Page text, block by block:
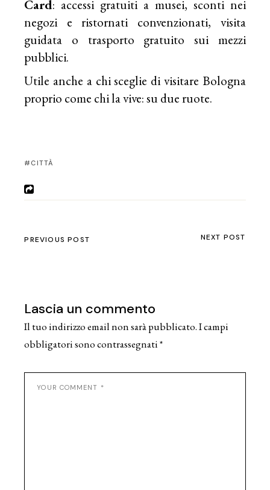
Card: accessi gratuiti a musei, sconti nei
negozi e ristornati convenzionati, visita
guidata o trasporto gratuito sui mezzi
pubblici.
Utile anche a chi sceglie di visitare Bologna
proprio come chi la vive: su due ruote.
CITTÀ
PREVIOUS POST NEXT POST
Lascia un commento
Il tuo indirizzo email non sarà pubblicato.I campi
obbligatori sono contrassegnati*